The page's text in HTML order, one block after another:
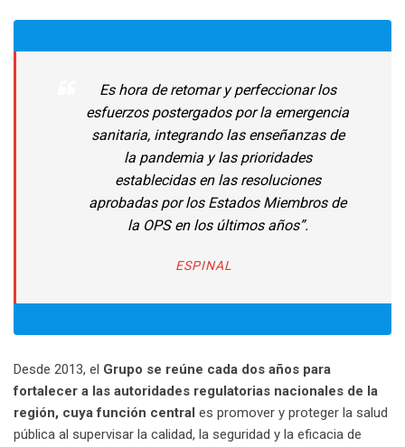
Es hora de retomar y perfeccionar los
esfuerzos postergados por la emergencia
sanitaria, integrando las enseñanzas de
la pandemia y las prioridades
establecidas en las resoluciones
aprobadas por los Estados Miembros de
la OPS en los últimos años”.
ESPINAL
Desde 2013, el Grupo se reúne cada dos años para
fortalecer a las autoridades regulatorias nacionales de la
región, cuya función central es promover y proteger la salud
pública al supervisar la calidad, la seguridad y la eficacia de